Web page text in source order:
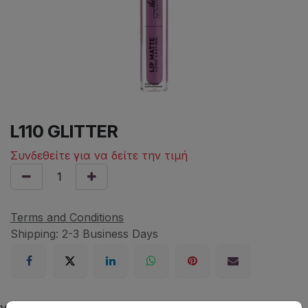
L110 GLITTER
Συνδεθείτε για να δείτε την τιμή
Terms and Conditions
Shipping: 2-3 Business Days